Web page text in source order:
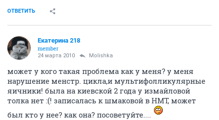
ОТВЕТИТЬ
Екатерина 218
member
24 марта 2010 Molishka
может у кого такая проблема как у меня? у меня
нарушение менстр. цикла,и мультифолликулярные
яичники! была на киевской 2 года у измайловой
толка нет :(! записалась к шмаковой в НМТ, может
был кто у нее? как она? посоветуйте....